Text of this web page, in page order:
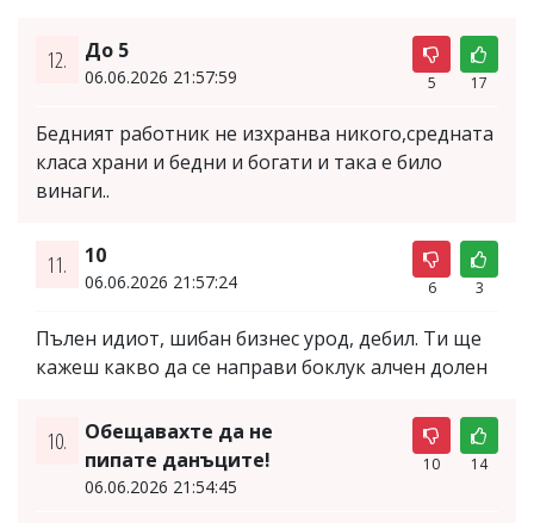
12. До 5
06.06.2026 21:57:59 5 17
Бедният работник не изхранва никого,средната
класа храни и бедни и богати и така е било
винаги..
11. 10
06.06.2026 21:57:24 6 3
Пълен идиот, шибан бизнес урод, дебил. Ти ще
кажеш какво да се направи боклук алчен долен
10.
Обещавахте да не
пипате данъците!
06.06.2026 21:54:45
10 14